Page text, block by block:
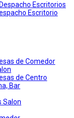
Escritorios
Escritorio
de Comedor
de Centro
Bar
Salon